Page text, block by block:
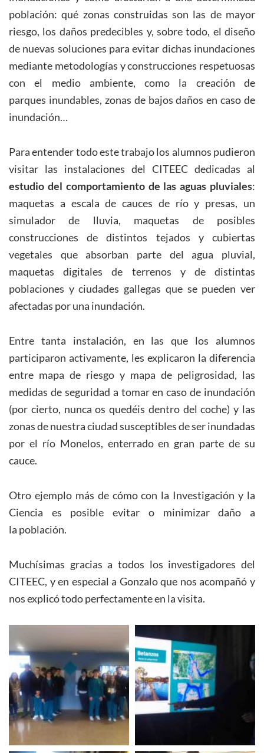
población: qué zonas construidas son las de mayor
riesgo, los daños predecibles y, sobre todo, el diseño
de nuevas soluciones para evitar dichas inundaciones
mediante metodologías y construcciones respetuosas
con el medio ambiente, como la creación de
parques inundables, zonas de bajos daños en caso de
inundación…
Para entender todo este trabajo los alumnos pudieron
visitar las instalaciones del CITEEC dedicadas al
estudio del comportamiento de las aguas pluviales:
maquetas a escala de cauces de río y presas, un
simulador de lluvia, maquetas de posibles
construcciones de distintos tejados y cubiertas
vegetales que absorban parte del agua pluvial,
maquetas digitales de terrenos y de distintas
poblaciones y ciudades gallegas que se pueden ver
afectadas por una inundación.
Entre tanta instalación, en las que los alumnos
participaron activamente, les explicaron la diferencia
entre mapa de riesgo y mapa de peligrosidad, las
medidas de seguridad a tomar en caso de inundación
(por cierto, nunca os quedéis dentro del coche) y las
zonas de nuestra ciudad susceptibles de ser inundadas
por el río Monelos, enterrado en gran parte de su
cauce.
Otro ejemplo más de cómo con la Investigación y la
Ciencia es posible evitar o minimizar daño a
la población.
Muchísimas gracias a todos los investigadores del
CITEEC, y en especial a Gonzalo que nos acompañó y
nos explicó todo perfectamente en la visita.